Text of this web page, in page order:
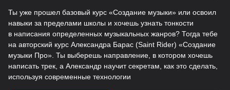
Ты уже прошел базовый курс «Создание музыки» или освоил
навыки за пределами школы и хочешь узнать тонкости
в написания определенных музыкальных жанров? Тогда тебе
на авторский курс Александра Барас (Saint Rider) «Создание
музыки Про». Ты выберешь направление, в котором хочешь
написать трек, а Александр научит секретам, как это сделать,
используя современные технологии